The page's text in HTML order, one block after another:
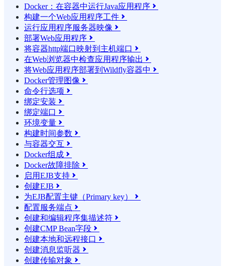
Docker：在容器中运行Java应用程序 
构建一个Web应用程序工件 
运行应用程序服务器映像 
部署Web应用程序 
将容器http端口映射到主机端口 
在Web浏览器中检查应用程序输出 
将Web应用程序部署到Wildfly容器中 
Docker管理图像 
命令行选项 
绑定安装 
绑定端口 
环境变量 
构建时间参数 
与容器交互 
Docker组成 
Docker故障排除 
启用EJB支持 
创建EJB 
为EJB配置主键（Primary key） 
配置服务端点 
创建和编辑程序集描述符 
创建CMP Bean字段 
创建本地和远程接口 
创建消息监听器 
创建传输对象 